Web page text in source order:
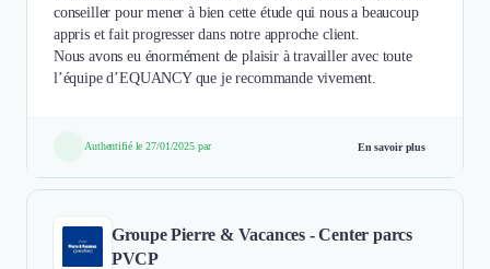
conseiller pour mener à bien cette étude qui nous a beaucoup
appris et fait progresser dans notre approche client.
Nous avons eu énormément de plaisir à travailler avec toute
l’équipe d’EQUANCY que je recommande vivement.
Authentifié le 27/01/2025 par En savoir plus
Groupe Pierre & Vacances - Center parcs
PVCP